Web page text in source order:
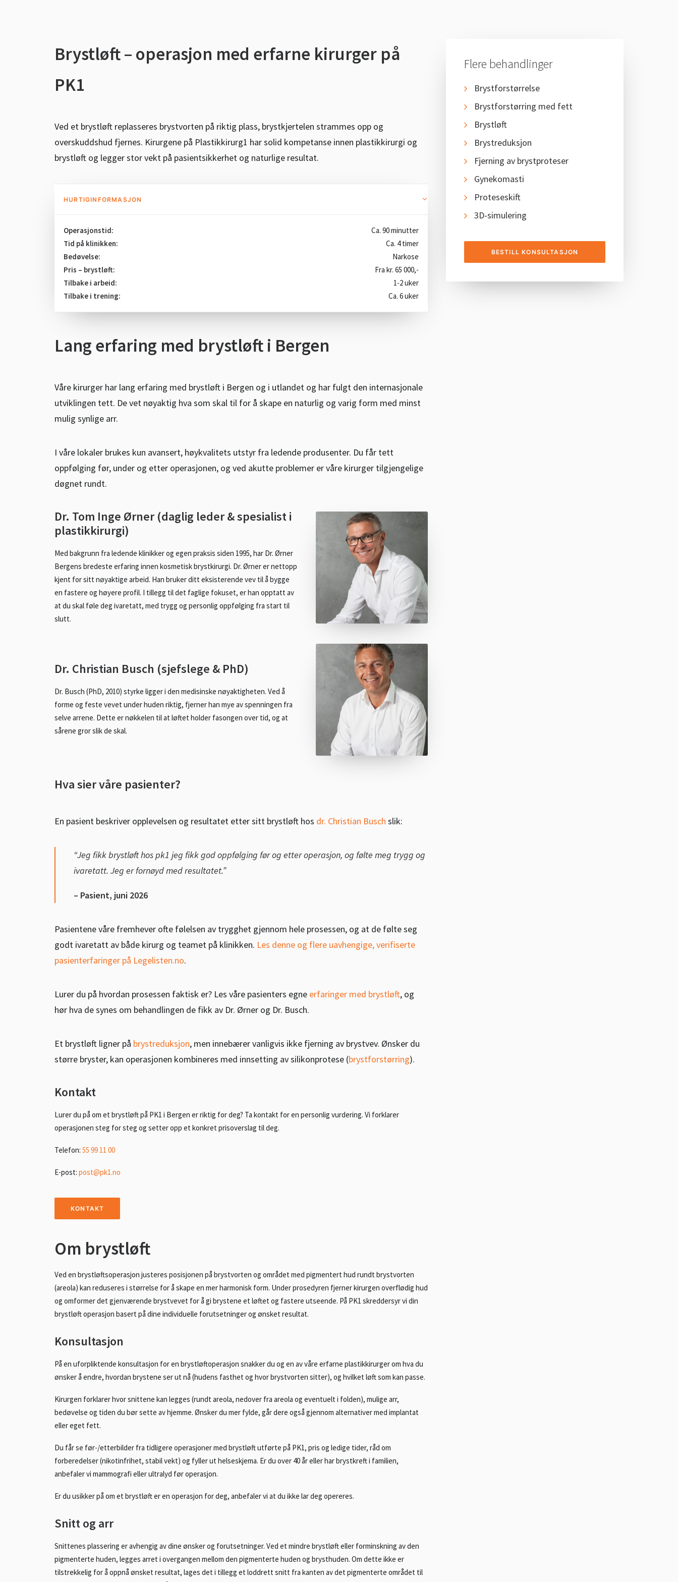
Brystløft – operasjon med erfarne kirurger på
PK1
Ved et brystløft replasseres brystvorten på riktig plass, brystkjertelen strammes opp og
overskuddshud fjernes. Kirurgene på Plastikkirurg1 har solid kompetanse innen plastikkirurgi og
brystløft og legger stor vekt på pasientsikkerhet og naturlige resultat.
HURTIGINFORMASJON
Operasjonstid:
Ca. 90 minutter
Tid på klinikken:
Ca. 4 timer
Bedøvelse:
Narkose
Pris – brystløft:
Fra kr. 65 000,-
Tilbake i arbeid:
1-2 uker
Tilbake i trening:
Ca. 6 uker
Lang erfaring med brystløft i Bergen
Våre kirurger har lang erfaring med brystløft i Bergen og i utlandet og har fulgt den internasjonale
utviklingen tett. De vet nøyaktig hva som skal til for å skape en naturlig og varig form med minst
mulig synlige arr.
I våre lokaler brukes kun avansert, høykvalitets utstyr fra ledende produsenter. Du får tett
oppfølging før, under og etter operasjonen, og ved akutte problemer er våre kirurger tilgjengelige
døgnet rundt.
Dr. Tom Inge Ørner (daglig leder & spesialist i
plastikkirurgi)
Med bakgrunn fra ledende klinikker og egen praksis siden 1995, har Dr. Ørner
Bergens bredeste erfaring innen kosmetisk brystkirurgi. Dr. Ørner er nettopp
kjent for sitt nøyaktige arbeid. Han bruker ditt eksisterende vev til å bygge
en fastere og høyere profil. I tillegg til det faglige fokuset, er han opptatt av
at du skal føle deg ivaretatt, med trygg og personlig oppfølging fra start til
slutt.
Dr. Christian Busch (sjefslege & PhD)
Dr. Busch (PhD, 2010) styrke ligger i den medisinske nøyaktigheten. Ved å
forme og feste vevet under huden riktig, fjerner han mye av spenningen fra
selve arrene. Dette er nøkkelen til at løftet holder fasongen over tid, og at
sårene gror slik de skal.
Hva sier våre pasienter?
En pasient beskriver opplevelsen og resultatet etter sitt brystløft hos dr. Christian Busch slik:
“Jeg fikk brystløft hos pk1 jeg fikk god oppfølging før og etter operasjon, og følte meg trygg og
ivaretatt. Jeg er fornøyd med resultatet.”
– Pasient, juni 2026
Pasientene våre fremhever ofte følelsen av trygghet gjennom hele prosessen, og at de følte seg
godt ivaretatt av både kirurg og teamet på klinikken. Les denne og flere uavhengige, verifiserte
pasienterfaringer på Legelisten.no.
Lurer du på hvordan prosessen faktisk er? Les våre pasienters egne erfaringer med brystløft, og
hør hva de synes om behandlingen de fikk av Dr. Ørner og Dr. Busch.
Et brystløft ligner på brystreduksjon, men innebærer vanligvis ikke fjerning av brystvev. Ønsker du
større bryster, kan operasjonen kombineres med innsetting av silikonprotese (brystforstørring).
Kontakt
Lurer du på om et brystløft på PK1 i Bergen er riktig for deg? Ta kontakt for en personlig vurdering. Vi forklarer
operasjonen steg for steg og setter opp et konkret prisoverslag til deg.
Telefon: 55 99 11 00
E-post: post@pk1.no
KONTAKT
Om brystløft
Ved en brystløftsoperasjon justeres posisjonen på brystvorten og området med pigmentert hud rundt brystvorten
(areola) kan reduseres i størrelse for å skape en mer harmonisk form. Under prosedyren fjerner kirurgen overflødig hud
og omformer det gjenværende brystvevet for å gi brystene et løftet og fastere utseende. På PK1 skreddersyr vi din
brystløft operasjon basert på dine individuelle forutsetninger og ønsket resultat.
Konsultasjon
På en uforpliktende konsultasjon for en brystløftoperasjon snakker du og en av våre erfarne plastikkirurger om hva du
ønsker å endre, hvordan brystene ser ut nå (hudens fasthet og hvor brystvorten sitter), og hvilket løft som kan passe.
Kirurgen forklarer hvor snittene kan legges (rundt areola, nedover fra areola og eventuelt i folden), mulige arr,
bedøvelse og tiden du bør sette av hjemme. Ønsker du mer fylde, går dere også gjennom alternativer med implantat
eller eget fett.
Du får se før-/etterbilder fra tidligere operasjoner med brystløft utførte på PK1, pris og ledige tider, råd om
forberedelser (nikotinfrihet, stabil vekt) og fyller ut helseskjema. Er du over 40 år eller har brystkreft i familien,
anbefaler vi mammografi eller ultralyd før operasjon.
Er du usikker på om et brystløft er en operasjon for deg, anbefaler vi at du ikke lar deg opereres.
Snitt og arr
Snittenes plassering er avhengig av dine ønsker og forutsetninger. Ved et mindre brystløft eller forminskning av den
pigmenterte huden, legges arret i overgangen mellom den pigmenterte huden og brysthuden. Om dette ikke er
tilstrekkelig for å oppnå ønsket resultat, lages det i tillegg et loddrett snitt fra kanten av det pigmenterte området til
Flere behandlinger
Brystforstørrelse
Brystforstørring med fett
Brystløft
Brystreduksjon
Fjerning av brystproteser
Gynekomasti
Proteseskift
3D-simulering
BESTILL KONSULTASJON